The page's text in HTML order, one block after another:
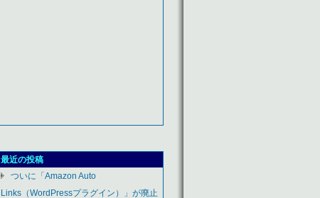
最近の投稿
ついに「Amazon Auto
Links（WordPressプラグイン）」が廃止